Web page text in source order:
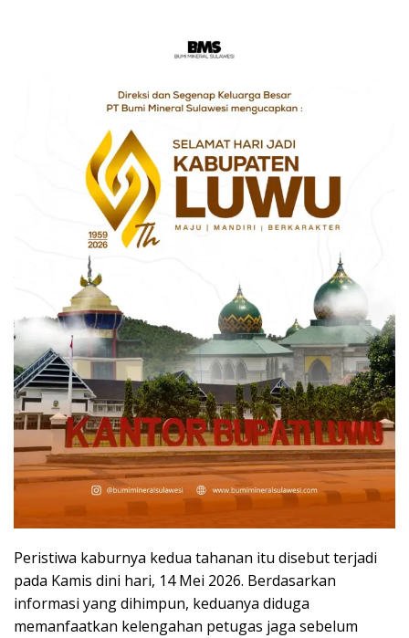
Peristiwa kaburnya kedua tahanan itu disebut terjadi
pada Kamis dini hari, 14 Mei 2026. Berdasarkan
informasi yang dihimpun, keduanya diduga
memanfaatkan kelengahan petugas jaga sebelum